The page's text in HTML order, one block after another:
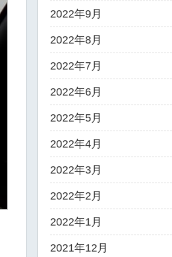
2022年9月
2022年8月
2022年7月
2022年6月
2022年5月
2022年4月
2022年3月
2022年2月
2022年1月
2021年12月